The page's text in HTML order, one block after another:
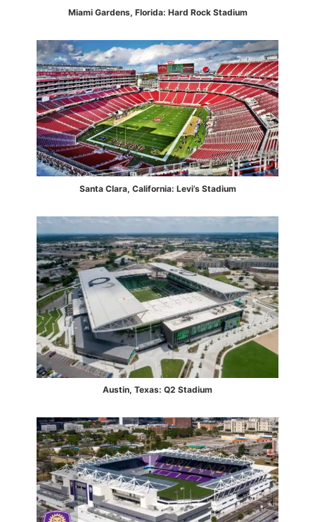
Miami Gardens, Florida: Hard Rock Stadium
Santa Clara, California: Levi’s Stadium
Austin, Texas: Q2 Stadium